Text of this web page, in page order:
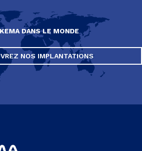
DANS LE MONDE
NOS IMPLANTATIONS